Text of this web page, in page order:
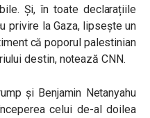
Și, în toate declarațiile
privire la Gaza, lipsește un
că poporul palestinian
destin, notează CNN.
și Benjamin Netanyahu
celui de-al doilea